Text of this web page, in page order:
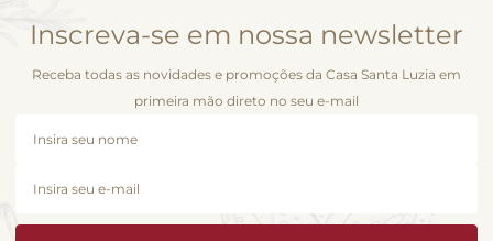
Inscreva-se em nossa newsletter
Receba todas as novidades e promoções da Casa Santa Luzia em
primeira mão direto no seu e-mail